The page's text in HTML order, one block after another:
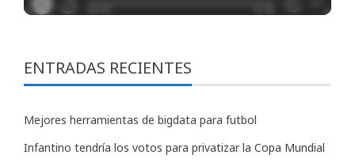
ENTRADAS RECIENTES
Mejores herramientas de bigdata para futbol
Infantino tendría los votos para privatizar la Copa Mundial